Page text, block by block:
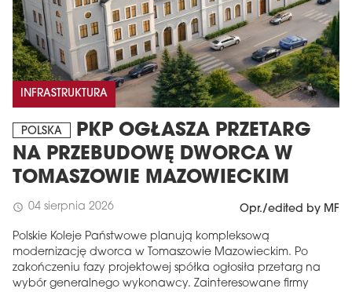
INFRASTRUKTURA
POLSKA
PKP OGŁASZA PRZETARG
NA PRZEBUDOWĘ DWORCA W
TOMASZOWIE MAZOWIECKIM
schedule 04 sierpnia 2026 Opr./edited by MF
Polskie Koleje Państwowe planują kompleksową
modernizację dworca w Tomaszowie Mazowieckim. Po
zakończeniu fazy projektowej spółka ogłosiła przetarg na
wybór generalnego wykonawcy. Zainteresowane firmy